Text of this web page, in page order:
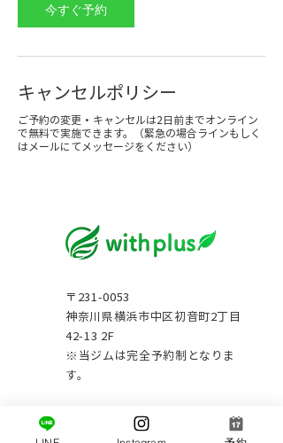
今すぐ予約
キャンセルポリシー
ご予約の変更・キャンセルは2日前までオンライン
で無料で実施できます。（緊急の場合ラインもしく
はメールにてメッセージをください）
〒231-0053
神奈川県横浜市中区初音町2丁目
42-13 2F
※当ジムは完全予約制となりま
す。
営業時間：9:00-22:00
火曜日定休日